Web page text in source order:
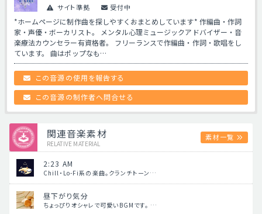
サイト準拠 受付中
*ホームページに制作曲を探しやすくおまとめしています* 作編曲・作詞
家・声優・ボーカリスト。 メンタル心理ミュージックアドバイザー・音
楽療法カウンセラー有資格者。 フリーランスで作編曲・作詞・歌唱をし
ています。 曲はポップなも…
この音源の使用を報告する
この音源の制作者へ問合せる
関連音楽素材
RELATIVE MATERIAL
素材一覧
2:23 AM
Chill・Lo-Fi系の楽曲。クランチトーン…
昼下がり気分
ちょっぴりオシャレで可愛いBGMです。 …